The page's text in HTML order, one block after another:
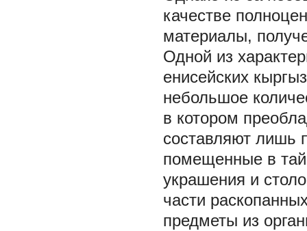
качестве
материалы,
Одной из
енисейских
небольшое
в котором
составляют лишь
помещенные в
украшения и
части
предметы из